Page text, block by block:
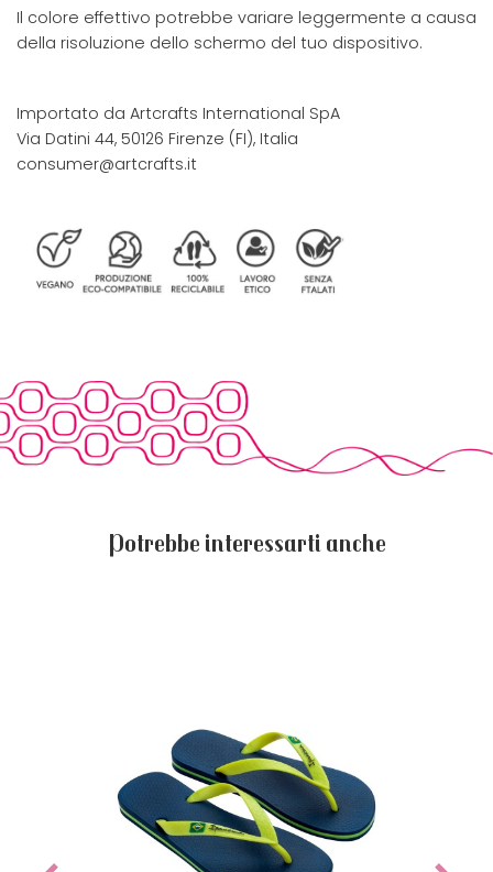
Il colore effettivo potrebbe variare leggermente a causa
della risoluzione dello schermo del tuo dispositivo.
Importato da Artcrafts International SpA
Via Datini 44, 50126 Firenze (FI), Italia
consumer@artcrafts.it
Potrebbe interessarti anche